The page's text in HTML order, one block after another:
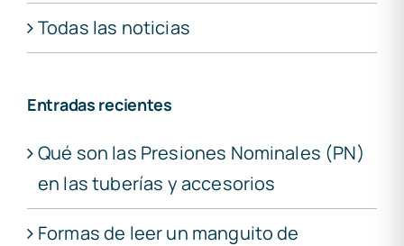
Todas las noticias
Entradas recientes
Qué son las Presiones Nominales (PN)
en las tuberías y accesorios
Formas de leer un manguito de